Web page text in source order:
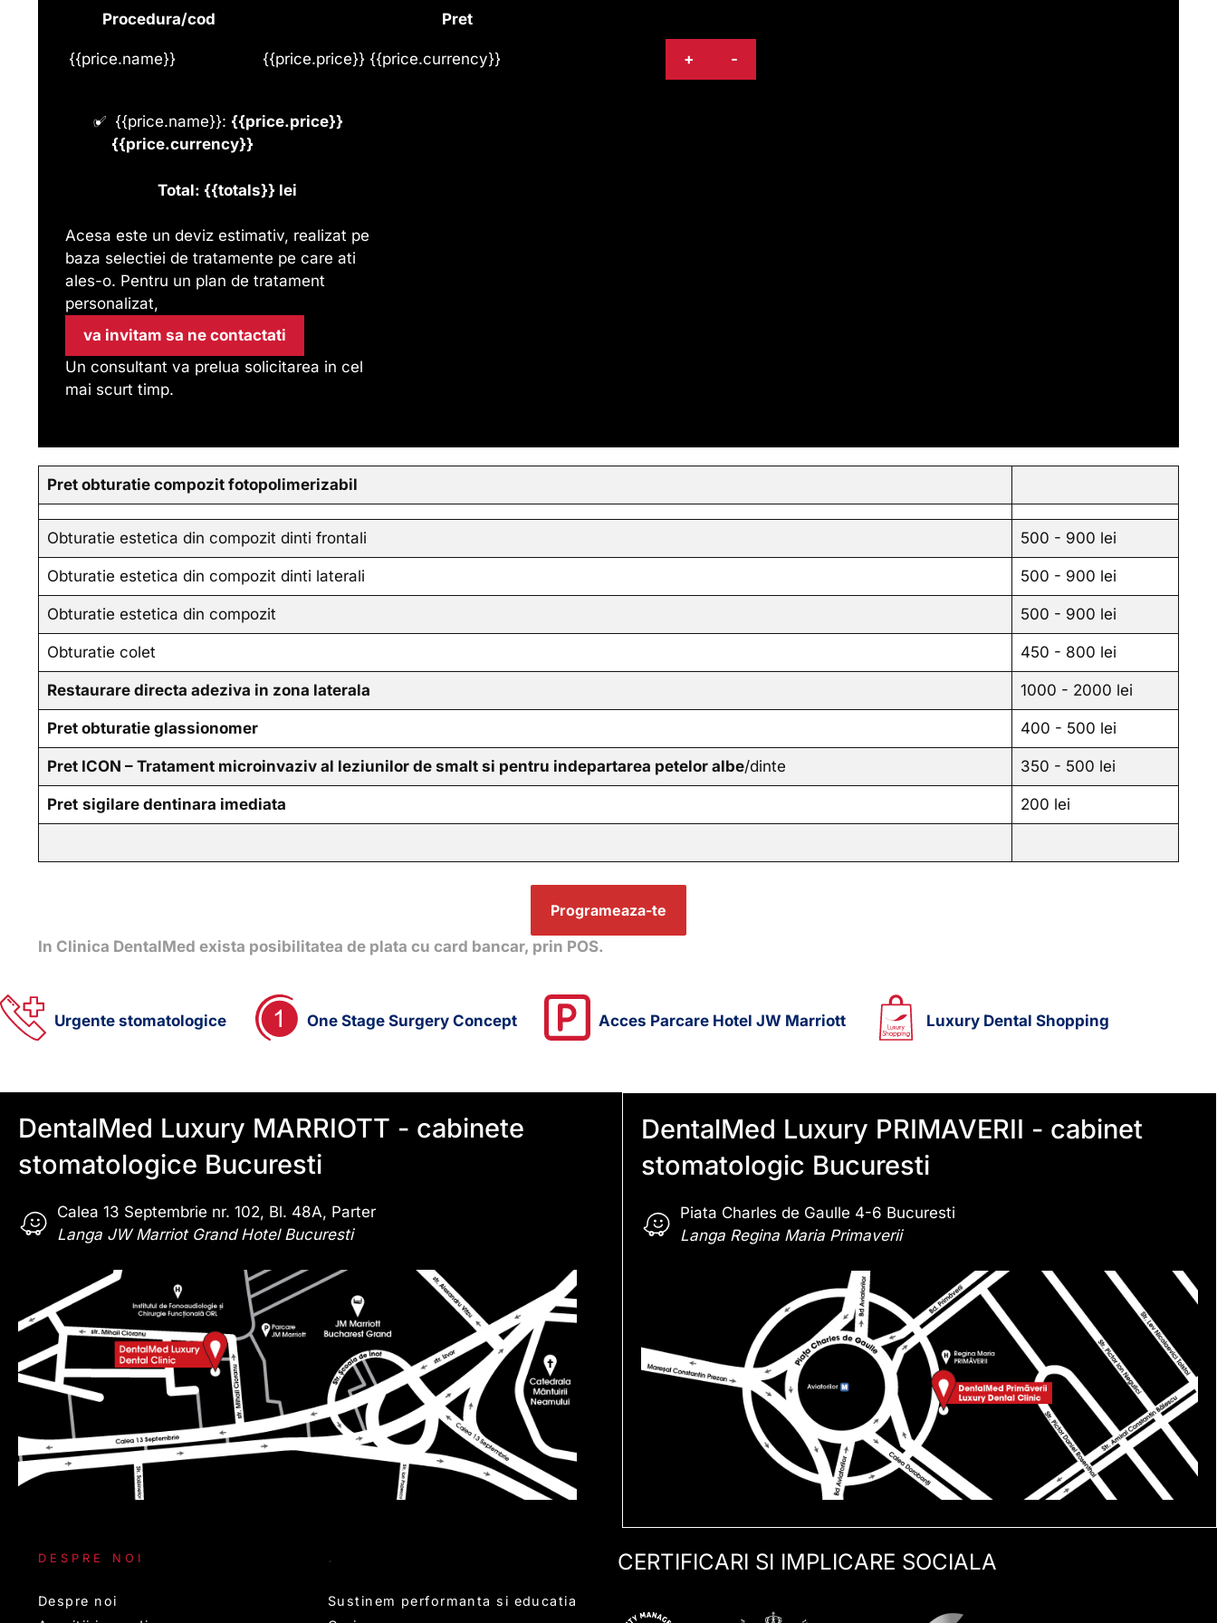
Procedura/cod Pret
{{price.name}} {{price.price}} {{price.currency}} + -
{{price.name}}: {{price.price}}
{{price.currency}}
Total: {{totals}} lei
Acesa este un deviz estimativ, realizat pe
baza selectiei de tratamente pe care ati
ales-o. Pentru un plan de tratament
personalizat,
va invitam sa ne contactati
Un consultant va prelua solicitarea in cel
mai scurt timp.
Pret obturatie compozit fotopolimerizabil
Obturatie estetica din compozit dinti frontali 500 - 900 lei
Obturatie estetica din compozit dinti laterali 500 - 900 lei
Obturatie estetica din compozit 500 - 900 lei
Obturatie colet 450 - 800 lei
Restaurare directa adeziva in zona laterala 1000 - 2000 lei
Pret obturatie glassionomer 400 - 500 lei
Pret ICON – Tratament microinvaziv al leziunilor de smalt si pentru indepartarea petelor albe/dinte 350 - 500 lei
Pret sigilare dentinara imediata 200 lei
Programeaza-te
In Clinica DentalMed exista posibilitatea de plata cu card bancar, prin POS.
Urgente stomatologice One Stage Surgery Concept Acces Parcare Hotel JW Marriott Luxury Dental Shopping
DentalMed Luxury MARRIOTT - cabinete
stomatologice Bucuresti
Calea 13 Septembrie nr. 102, Bl. 48A, Parter
Langa JW Marriot Grand Hotel Bucuresti
DentalMed Luxury PRIMAVERII - cabinet
stomatologic Bucuresti
Piata Charles de Gaulle 4-6 Bucuresti
Langa Regina Maria Primaverii
DESPRE NOI
Despre noi
.
Sustinem performanta si educatia
CERTIFICARI SI IMPLICARE SOCIALA